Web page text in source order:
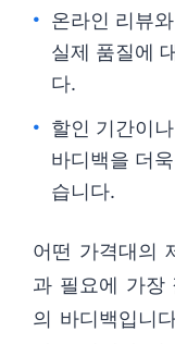
온라인 리뷰
실제 품질에
다.
할인 기간이
바디백을 더
습니다.
어떤 가격대의
과 필요에 가장
의 바디백입니